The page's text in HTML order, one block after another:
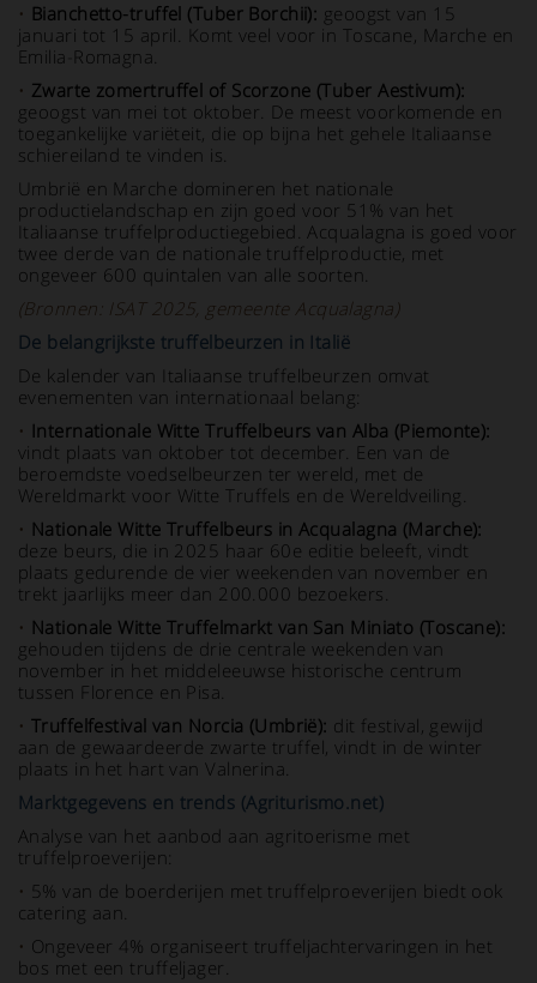
• Bianchetto-truffel (Tuber Borchii): geoogst van 15
januari tot 15 april. Komt veel voor in Toscane, Marche en
Emilia-Romagna.
• Zwarte zomertruffel of Scorzone (Tuber Aestivum):
geoogst van mei tot oktober. De meest voorkomende en
toegankelijke variëteit, die op bijna het gehele Italiaanse
schiereiland te vinden is.
Umbrië en Marche domineren het nationale
productielandschap en zijn goed voor 51% van het
Italiaanse truffelproductiegebied. Acqualagna is goed voor
twee derde van de nationale truffelproductie, met
ongeveer 600 quintalen van alle soorten.
(Bronnen: ISAT 2025, gemeente Acqualagna)
De belangrijkste truffelbeurzen in Italië
De kalender van Italiaanse truffelbeurzen omvat
evenementen van internationaal belang:
• Internationale Witte Truffelbeurs van Alba (Piemonte):
vindt plaats van oktober tot december. Een van de
beroemdste voedselbeurzen ter wereld, met de
Wereldmarkt voor Witte Truffels en de Wereldveiling.
• Nationale Witte Truffelbeurs in Acqualagna (Marche):
deze beurs, die in 2025 haar 60e editie beleeft, vindt
plaats gedurende de vier weekenden van november en
trekt jaarlijks meer dan 200.000 bezoekers.
• Nationale Witte Truffelmarkt van San Miniato (Toscane):
gehouden tijdens de drie centrale weekenden van
november in het middeleeuwse historische centrum
tussen Florence en Pisa.
• Truffelfestival van Norcia (Umbrië): dit festival, gewijd
aan de gewaardeerde zwarte truffel, vindt in de winter
plaats in het hart van Valnerina.
Marktgegevens en trends (Agriturismo.net)
Analyse van het aanbod aan agritoerisme met
truffelproeverijen:
• 5% van de boerderijen met truffelproeverijen biedt ook
catering aan.
• Ongeveer 4% organiseert truffeljachtervaringen in het
bos met een truffeljager.